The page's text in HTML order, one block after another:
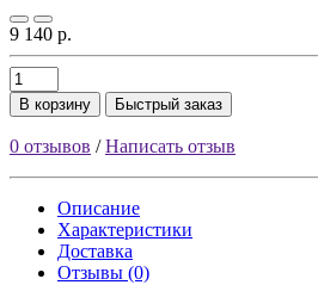
9 140 р.
В корзину Быстрый заказ
0 отзывов /Написать отзыв
Описание
Характеристики
Доставка
Отзывы (0)